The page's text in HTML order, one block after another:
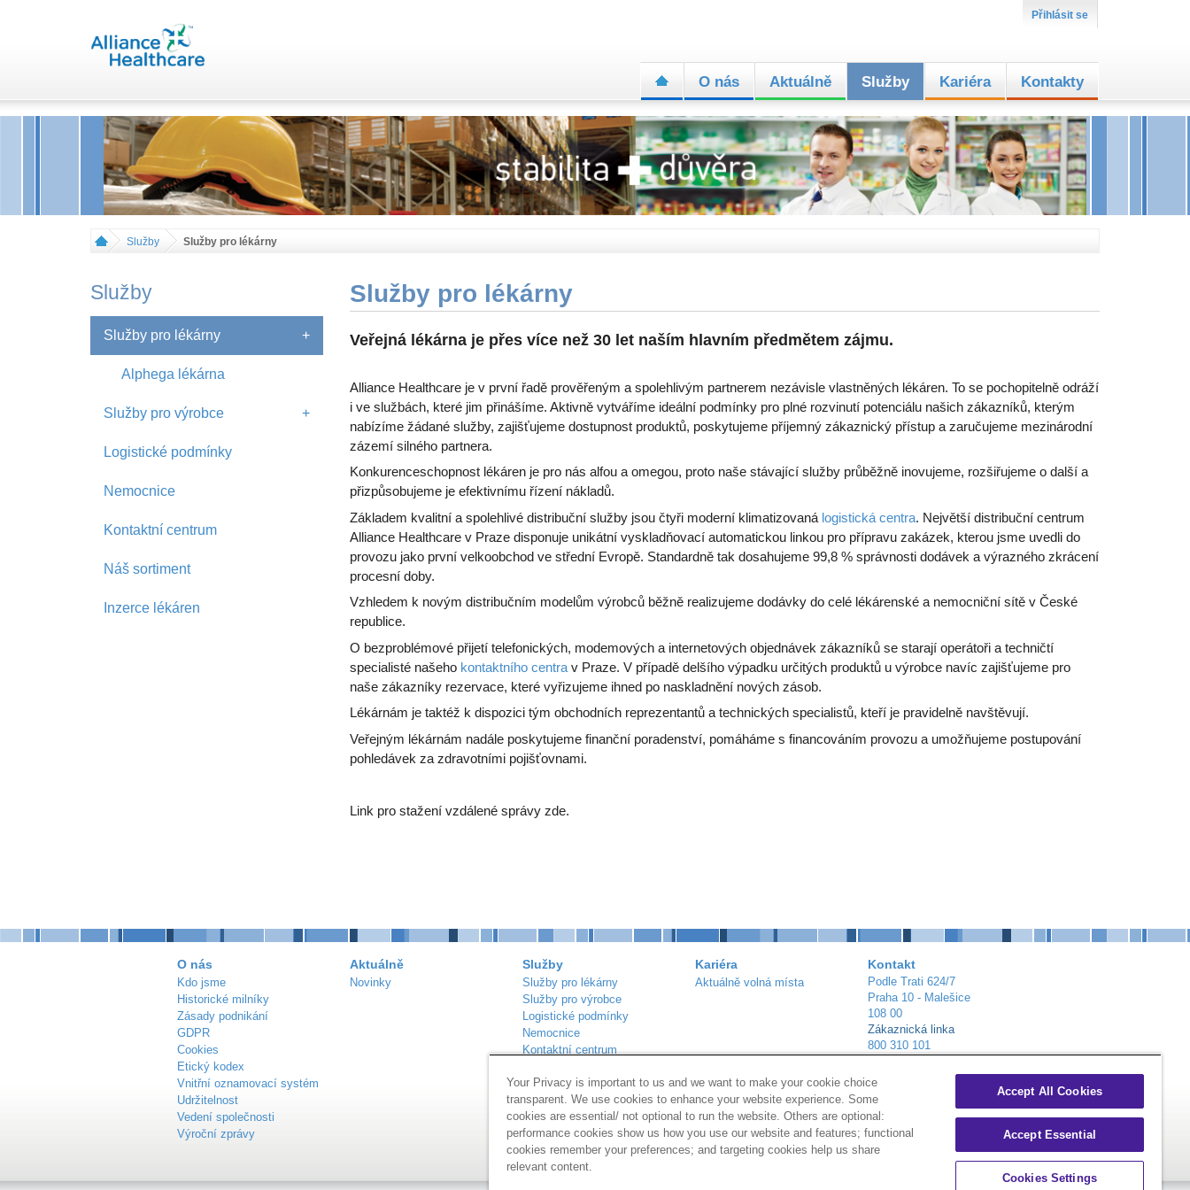
Přihlásit se
O nás Aktuálně Služby Kariéra Kontakty
Služby Služby pro lékárny
Služby
Služby pro lékárny +
Alphega lékárna
Služby pro výrobce +
Logistické podmínky
Nemocnice
Kontaktní centrum
Náš sortiment
Inzerce lékáren
Služby pro lékárny
Veřejná lékárna je přes více než 30 let naším hlavním předmětem zájmu.
Alliance Healthcare je v první řadě prověřeným a spolehlivým partnerem nezávisle vlastněných lékáren. To se pochopitelně odráží
i ve službách, které jim přinášíme. Aktivně vytváříme ideální podmínky pro plné rozvinutí potenciálu našich zákazníků, kterým
nabízíme žádané služby, zajišťujeme dostupnost produktů, poskytujeme příjemný zákaznický přístup a zaručujeme mezinárodní
zázemí silného partnera.
Konkurenceschopnost lékáren je pro nás alfou a omegou, proto naše stávající služby průběžně inovujeme, rozšiřujeme o další a
přizpůsobujeme je efektivnímu řízení nákladů.
Základem kvalitní a spolehlivé distribuční služby jsou čtyři moderní klimatizovaná logistická centra. Největší distribuční centrum
Alliance Healthcare v Praze disponuje unikátní vyskladňovací automatickou linkou pro přípravu zakázek, kterou jsme uvedli do
provozu jako první velkoobchod ve střední Evropě. Standardně tak dosahujeme 99,8 % správnosti dodávek a výrazného zkrácení
procesní doby.
Vzhledem k novým distribučním modelům výrobců běžně realizujeme dodávky do celé lékárenské a nemocniční sítě v České
republice.
O bezproblémové přijetí telefonických, modemových a internetových objednávek zákazníků se starají operátoři a techničtí
specialisté našeho kontaktního centrav Praze. V případě delšího výpadku určitých produktů u výrobce navíc zajišťujeme pro
naše zákazníky rezervace, které vyřizujeme ihned po naskladnění nových zásob.
Lékárnám je taktéž k dispozici tým obchodních reprezentantů a technických specialistů, kteří je pravidelně navštěvují.
Veřejným lékárnám nadále poskytujeme finanční poradenství, pomáháme s financováním provozu a umožňujeme postupování
pohledávek za zdravotními pojišťovnami.
Link pro stažení vzdálené správy zde.
O nás
Kdo jsme
Historické milníky
Zásady podnikání
GDPR
Cookies
Etický kodex
Vnitřní oznamovací systém
Udržitelnost
Vedení společnosti
Výroční zprávy
Aktuálně
Novinky
Služby
Služby pro lékárny
Služby pro výrobce
Logistické podmínky
Nemocnice
Kontaktní centrum
Inzerce lékáren
Kariéra
Aktuálně volná místa
Kontakt
Podle Trati 624/7
Praha 10 - Malešice
108 00
Zákaznická linka
800 310 101
+ Distribuční centra
Your Privacy is important to us and we want to make your cookie choice
transparent. We use cookies to enhance your website experience. Some
cookies are essential/ not optional to run the website. Others are optional:
performance cookies show us how you use our website and features; functional
cookies remember your preferences; and targeting cookies help us share
relevant content.
Accept All Cookies
Accept Essential
Cookies Settings